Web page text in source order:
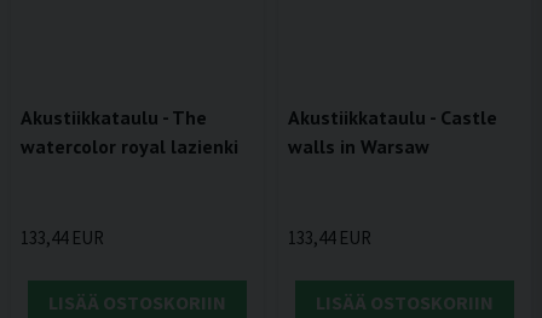
Akustiikkataulu - The
watercolor royal lazienki
133,44 EUR
LISÄÄ OSTOSKORIIN
Akustiikkataulu - Castle
walls in Warsaw
133,44 EUR
LISÄÄ OSTOSKORIIN